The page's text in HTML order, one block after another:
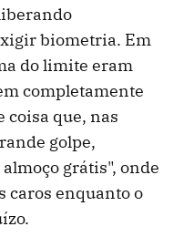
biometria. Em
do limite eram
completamente
coisa que, nas
golpe,
grátis", onde
caros enquanto o